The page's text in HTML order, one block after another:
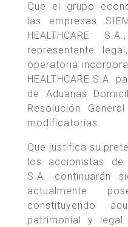
Que el grupo
las empresas
HEALTHCARE
representante
operatoria
HEALTHCARE S.A.
de Aduanas
Resolución
modificatorias.
Que justifica su
los accionistas de
S.A. continuarán
actualmente
constituyendo
patrimonial y